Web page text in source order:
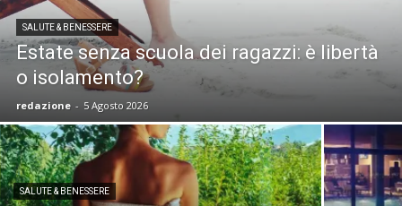
SALUTE & BENESSERE
Estate senza scuola dei ragazzi: è libertà
o isolamento?
redazione - 5 Agosto 2026
SALUTE & BENESSERE